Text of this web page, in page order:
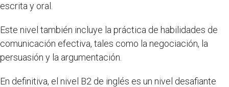
escrita y oral.
Este nivel también incluye la práctica de habilidades de
comunicación efectiva, tales como la negociación, la
persuasión y la argumentación.
En definitiva, el nivel B2 de inglés es un nivel desafiante